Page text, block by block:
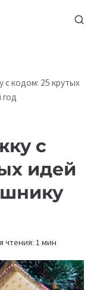
с кодом: 25 крутых
с
идей
чтения: 1 мин